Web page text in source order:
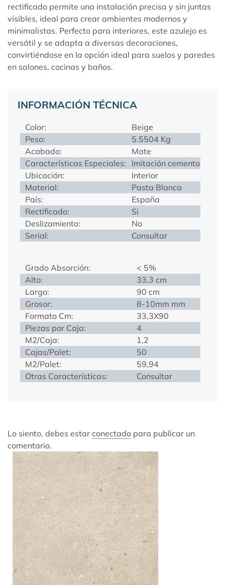
rectificado permite una instalación precisa y sin juntas
visibles, ideal para crear ambientes modernos y
minimalistas. Perfecto para interiores, este azulejo es
versátil y se adapta a diversas decoraciones,
convirtiéndose en la opción ideal para suelos y paredes
en salones, cocinas y baños.
INFORMACIÓN TÉCNICA
Color:
Beige
Peso:
5.5504 Kg
Acabado:
Mate
Características Especiales:
Imitación cemento
Ubicación:
Interior
Material:
Pasta Blanca
País:
España
Rectificado:
Si
Deslizamiento:
No
Serial:
Consultar
Grado Absorción:
< 5%
Alto:
33,3 cm
Largo:
90 cm
Grosor:
8-10mm mm
Formato Cm:
33,3X90
Piezas por Caja:
4
M2/Caja:
1,2
Cajas/Palet:
50
M2/Palet:
59,94
Otras Características:
Consultar
Lo siento, debes estar conectado para publicar un
comentario.